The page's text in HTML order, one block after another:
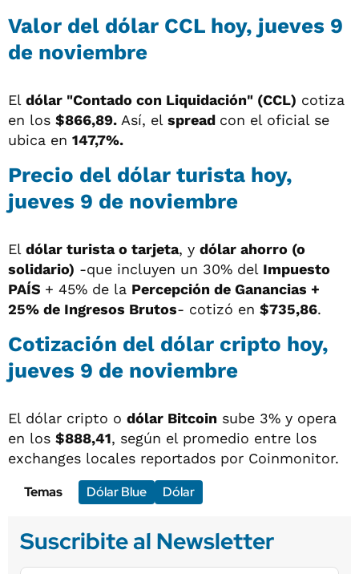
Valor del dólar CCL hoy, jueves 9
de noviembre
El dólar "Contado con Liquidación" (CCL) cotiza
en los $866,89. Así, el spread con el oficial se
ubica en 147,7%.
Precio del dólar turista hoy,
jueves 9 de noviembre
El dólar turista o tarjeta, y dólar ahorro (o
solidario) -que incluyen un 30% del Impuesto
PAÍS + 45% de la Percepción de Ganancias +
25% de Ingresos Brutos- cotizó en $735,86.
Cotización del dólar cripto hoy,
jueves 9 de noviembre
El dólar cripto o dólar Bitcoin sube 3% y opera
en los $888,41, según el promedio entre los
exchanges locales reportados por Coinmonitor.
Temas
Dólar Blue Dólar
Suscribite al Newsletter